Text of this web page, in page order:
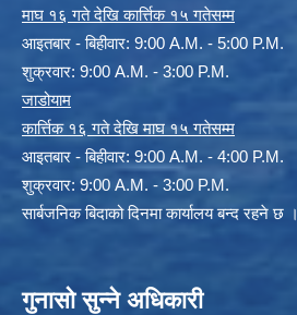
माघ १६ गते देखि कार्त्तिक १५ गतेसम्म
आइतबार - बिहीवार: 9:00 A.M. - 5:00 P.M.
शुक्रवार: 9:00 A.M. - 3:00 P.M.
जाडोयाम
कार्त्तिक १६ गते देखि माघ १५ गतेसम्म
आइतबार - बिहीवार: 9:00 A.M. - 4:00 P.M.
शुक्रवार: 9:00 A.M. - 3:00 P.M.
सार्बजनिक बिदाको दिनमा कार्यालय बन्द रहने छ ।
गुनासो सुन्ने अधिकारी